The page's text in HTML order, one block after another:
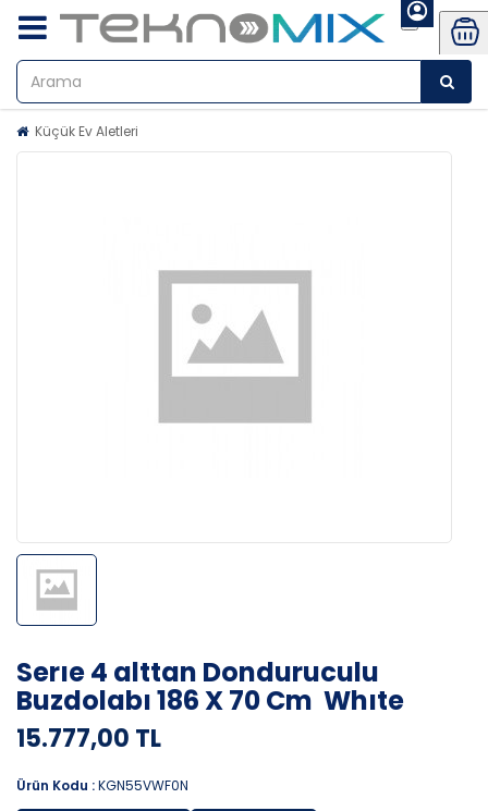
Küçük Ev Aletleri
Serıe 4 alttan Donduruculu
Buzdolabı 186 X 70 Cm Whıte
15.777,00 TL
Ürün Kodu :KGN55VWF0N